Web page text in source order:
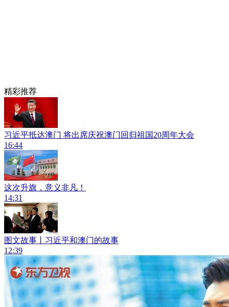
精彩推荐
习近平抵达澳门 将出席庆祝澳门回归祖国20周年大会
16:44
这次升旗，意义非凡！
14:31
图文故事丨习近平和澳门的故事
12:39